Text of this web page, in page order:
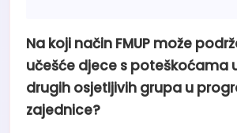
Na koji način FMUP može
učešće djece s poteškoćama
drugih osjetljivih grupa u
zajednice?